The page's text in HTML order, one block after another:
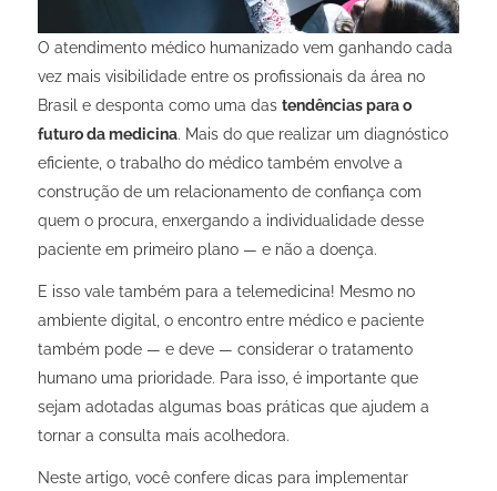
O atendimento médico humanizado vem ganhando cada
vez mais visibilidade entre os profissionais da área no
Brasil e desponta como uma das tendências para o
futuro da medicina. Mais do que realizar um diagnóstico
eficiente, o trabalho do médico também envolve a
construção de um relacionamento de confiança com
quem o procura, enxergando a individualidade desse
paciente em primeiro plano — e não a doença.
E isso vale também para a telemedicina! Mesmo no
ambiente digital, o encontro entre médico e paciente
também pode — e deve — considerar o tratamento
humano uma prioridade. Para isso, é importante que
sejam adotadas algumas boas práticas que ajudem a
tornar a consulta mais acolhedora.
Neste artigo, você confere dicas para implementar